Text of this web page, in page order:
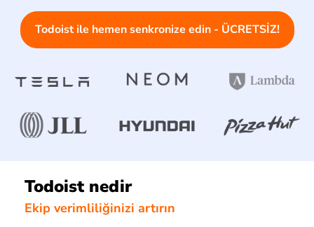
Todoist ile hemen senkronize edin - ÜCRETSİZ!
Todoist nedir
Ekip verimliliğinizi artırın